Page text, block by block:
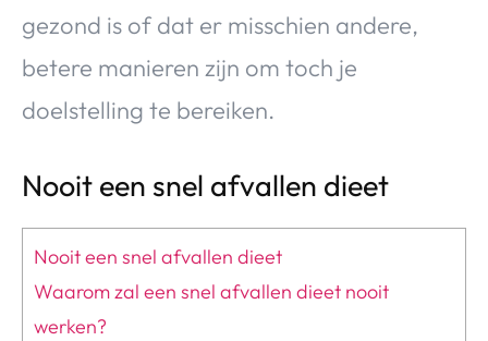
gezond is of dat er misschien andere,
betere manieren zijn om toch je
doelstelling te bereiken.
Nooit een snel afvallen dieet
Nooit een snel afvallen dieet
Waarom zal een snel afvallen dieet nooit
werken?